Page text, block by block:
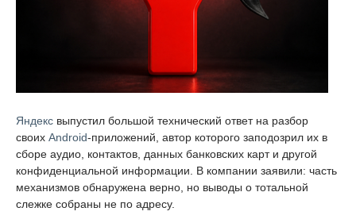
Яндекс выпустил большой технический ответ на разбор
своих Android-приложений, автор которого заподозрил их в
сборе аудио, контактов, данных банковских карт и другой
конфиденциальной информации. В компании заявили: часть
механизмов обнаружена верно, но выводы о тотальной
слежке собраны не по адресу.